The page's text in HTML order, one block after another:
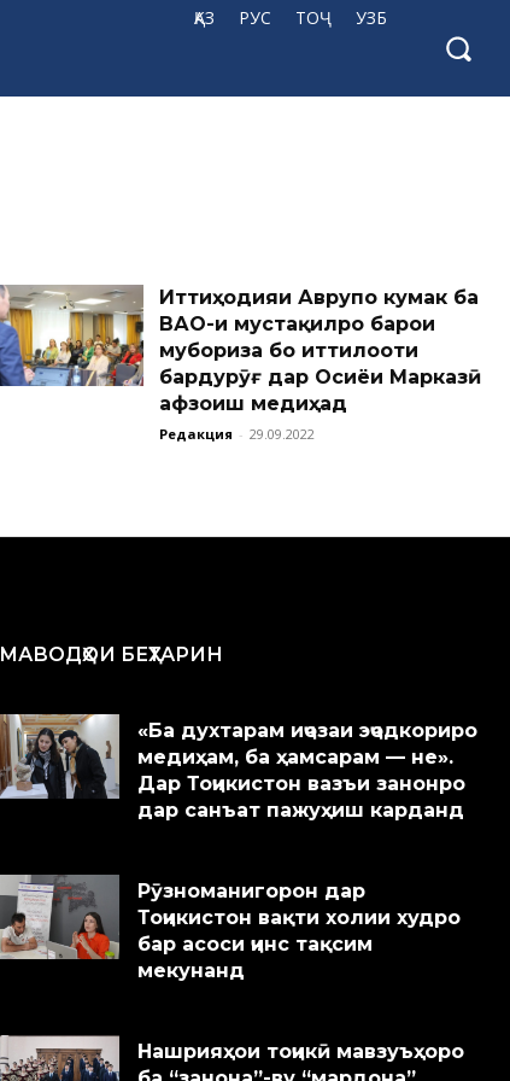
ҚАЗ РУС ТОҶ УЗБ
Иттиҳодияи Аврупо кумак ба
ВАО-и мустақилро барои
мубориза бо иттилооти
бардурӯғ дар Осиёи Марказӣ
афзоиш медиҳад
Редакция - 29.09.2022
МАВОДҲОИ БЕҲТАРИН
«Ба духтарам иҷозаи эҷодкориро
медиҳам, ба ҳамсарам — не».
Дар Тоҷикистон вазъи занонро
дар санъат пажуҳиш карданд
Рӯзноманигорон дар
Тоҷикистон вақти холии худро
бар асоси ҷинс тақсим
мекунанд
Нашрияҳои тоҷикӣ мавзуъҳоро